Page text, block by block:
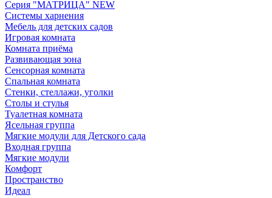
Серия "МАТРИЦА" NEW
Системы харнения
Мебель для детских садов
Игровая комната
Комната приёма
Развивающая зона
Сенсорная комната
Спальная комната
Стенки, стеллажи, уголки
Столы и стулья
Туалетная комната
Ясельная группа
Мягкие модули для Детского сада
Входная группа
Мягкие модули
Комфорт
Пространство
Идеал